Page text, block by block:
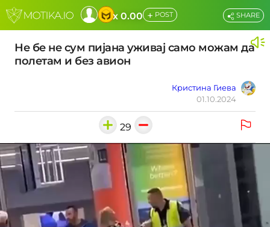
x 0.00 + POST
Не бе не сум пијана уживај само можам да
полетам и без авион
Кристина Гиева
01.10.2024
SHARE
29